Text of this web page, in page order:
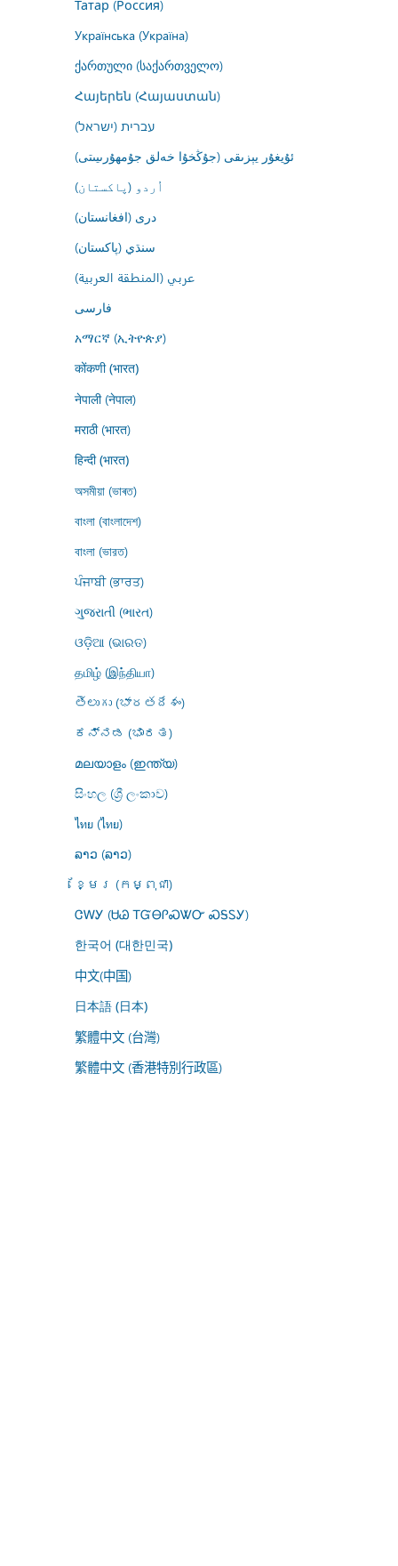
Татар (Россия)
Українська (Україна)
ქართული (საქართველო)
Հայերեն (Հայաստան)
עברית (ישראל)
ئۇيغۇر يېزىقى (جۇڭخۇا خەلق جۇمھۇرىيىتى)
اُردو (پاکستان)
درى (افغانستان)
سنڌي (پاکستان)
عربي (المنطقة العربية)
فارسى
አማርኛ (ኢትዮጵያ)
कोंकणी (भारत)
नेपाली (नेपाल)
मराठी (भारत)
हिन्दी (भारत)
অসমীয়া (ভাৰত)
বাংলা (বাংলাদেশ)
বাংলা (ভারত)
ਪੰਜਾਬੀ (ਭਾਰਤ)
ગુજરાતી (ભારત)
ଓଡ଼ିଆ (ଭାରତ)
தமிழ் (இந்தியா)
తెలుగు (భారతదేశం)
ಕನ್ನಡ (ಭಾರತ)
മലയാളം (ഇന്ത്യ)
සිංහල (ශ්‍රී ලංකාව)
ไทย (ไทย)
ລາວ (ລາວ)
ខ្មែរ (កម្ពុជា)
ᏣᎳᎩ (ᏌᏊ ᎢᏳᎾᎵᏍᏔᏅ ᏍᎦᏚᎩ)
한국어 (대한민국)
中文(中国)
日本語 (日本)
繁體中文 (台灣)
繁體中文 (香港特別行政區)